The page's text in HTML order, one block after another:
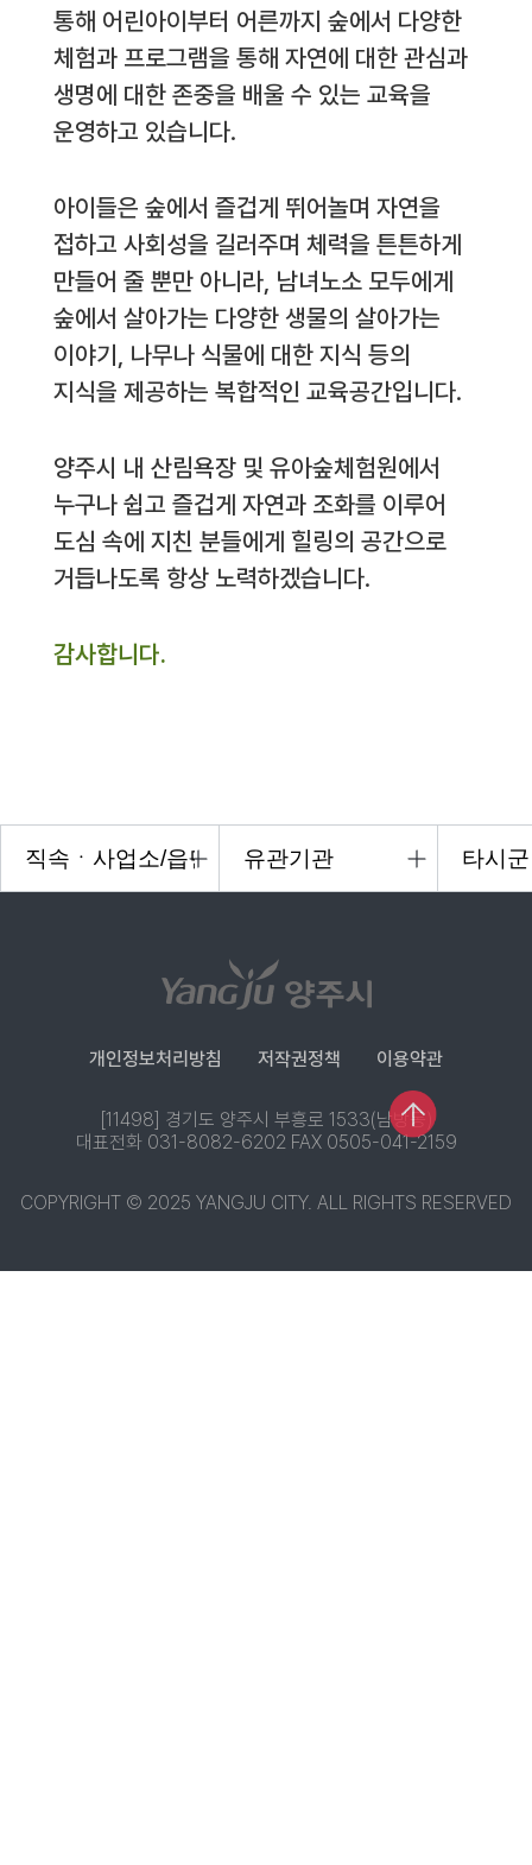
통해 어린아이부터 어른까지 숲에서 다양한
체험과 프로그램을 통해 자연에 대한 관심과
생명에 대한 존중을 배울 수 있는 교육을
운영하고 있습니다.
아이들은 숲에서 즐겁게 뛰어놀며 자연을
접하고 사회성을 길러주며 체력을 튼튼하게
만들어 줄 뿐만 아니라, 남녀노소 모두에게
숲에서 살아가는 다양한 생물의 살아가는
이야기, 나무나 식물에 대한 지식 등의
지식을 제공하는 복합적인 교육공간입니다.
양주시 내 산림욕장 및 유아숲체험원에서
누구나 쉽고 즐겁게 자연과 조화를 이루어
도심 속에 지친 분들에게 힐링의 공간으로
거듭나도록 항상 노력하겠습니다.
감사합니다.
개인정보처리방침 저작권정책 이용약관
[11498] 경기도 양주시 부흥로 1533(남방동)
대표전화 031-8082-6202 FAX 0505-041-2159
COPYRIGHT © 2025 YANGJU CITY. ALL RIGHTS RESERVED